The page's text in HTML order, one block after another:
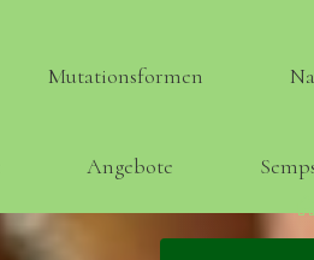
Mutationsformen
Angebote